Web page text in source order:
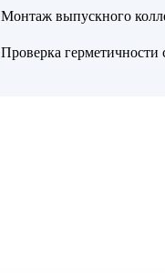
Монтаж выпускного
Проверка герметичности